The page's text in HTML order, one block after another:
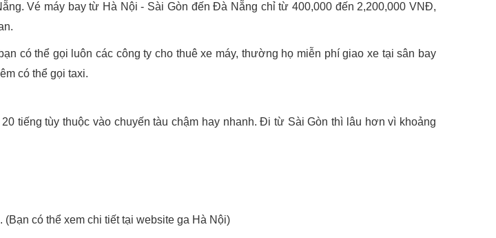
Vé máy bay từ Hà Nội - Sài Gòn đến Đà Nẵng chỉ từ 400,000 đến 2,200,000 VNĐ,
có thể gọi luôn các công ty cho thuê xe máy, thường họ miễn phí giao xe tại sân bay
có thể gọi taxi.
tiếng tùy thuộc vào chuyến tàu chậm hay nhanh. Đi từ Sài Gòn thì lâu hơn vì khoảng
có thể xem chi tiết tại website ga Hà Nội)